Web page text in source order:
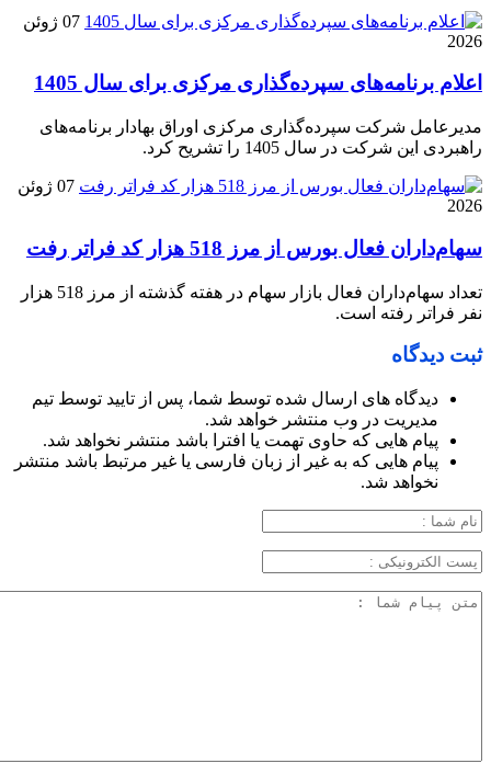
07 ژوئن
2026
اعلام برنامه‌های سپرده‌گذاری مرکزی برای سال 1405
مدیرعامل شرکت سپرده‌گذاری مرکزی اوراق بهادار برنامه‌های
راهبردی این شرکت در سال 1405 را تشریح کرد.
07 ژوئن
2026
سهام‌داران فعال بورس از مرز 518 هزار کد فراتر رفت
تعداد سهام‌داران فعال بازار سهام در هفته گذشته از مرز 518 هزار
نفر فراتر رفته است.
ثبت دیدگاه
دیدگاه های ارسال شده توسط شما، پس از تایید توسط تیم
مدیریت در وب منتشر خواهد شد.
پیام هایی که حاوی تهمت یا افترا باشد منتشر نخواهد شد.
پیام هایی که به غیر از زبان فارسی یا غیر مرتبط باشد منتشر
نخواهد شد.